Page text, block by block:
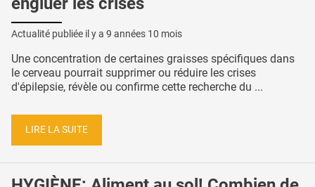
Actualité publiée il y a 9 années 10 mois
Une concentration de certaines graisses spécifiques dans
le cerveau pourrait supprimer ou réduire les crises
d'épilepsie, révèle ou confirme cette recherche du ...
LIRE LA SUITE